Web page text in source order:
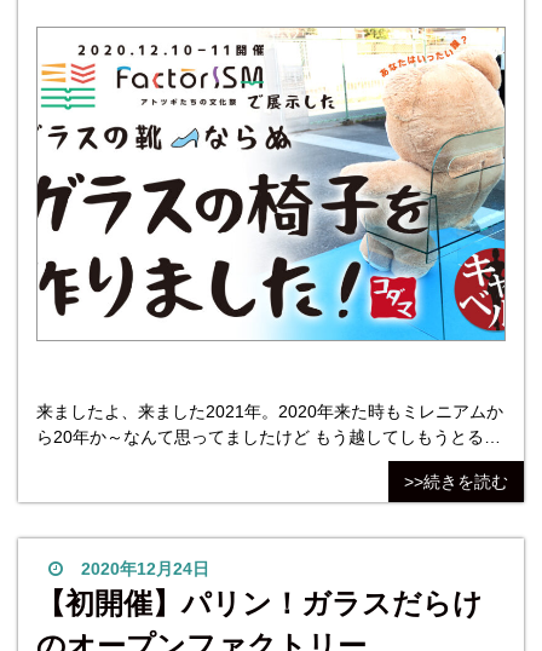
来ましたよ、来ました2021年。2020年来た時もミレニアムか
ら20年か～なんて思ってましたけど もう越してしもうとるや
ないか！いつの間に1年経ってしまったのでしょうか…時を戻
そう…。 歳を取れば取るほど、1年が早く感じますよね。恐
ガラス キャンベルです。 では、お待たせ致しました。 前回
発表した、年末年始
>>続きを読む
2020年12月24日
【初開催】パリン！ガラスだらけ